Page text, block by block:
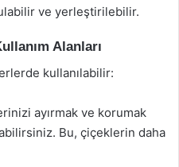
ve yerleştirilebilir.
Alanları
kullanılabilir:
ayırmak ve korumak
Bu, çiçeklerin daha